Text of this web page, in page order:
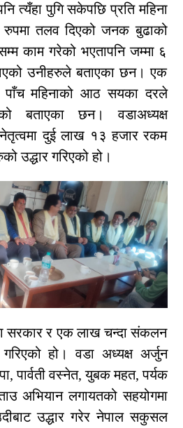
कार्यान्वयन एकाई जुम्लाको सुचना
शिक्षालय जुम्लाको सुचना
सम्बन्धी सन्देश
तथा लैङ्गिक हिंसा
सम्बन्धिकाे
त्यँहा पुगि सकेपछि प्रति महिना
तलव दिएको जनक बुढाको
काम गरेको भएतापनि जम्मा ६
उनीहरुले बताएका छन। एक
पाँच महिनाको आठ सयका दरले
बताएका छन। वडाअध्यक्ष
नेतृत्वमा दुई लाख १३ हजार रकम
उद्धार गरिएको हो।
सरकार र एक लाख चन्दा संकलन
हो। वडा अध्यक्ष अर्जुन
पार्वती वस्नेत, युबक महत, पर्यक
अभियान लगायतको सहयोगमा
उद्धार गरेर नेपाल सकुसल